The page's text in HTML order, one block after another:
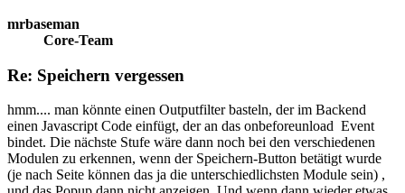
mrbaseman
Core-Team
Re: Speichern vergessen
hmm.... man könnte einen Outputfilter basteln, der im Backend
einen Javascript Code einfügt, der an das onbeforeunload Event
bindet. Die nächste Stufe wäre dann noch bei den verschiedenen
Modulen zu erkennen, wenn der Speichern-Button betätigt wurde
(je nach Seite können das ja die unterschiedlichsten Module sein) ,